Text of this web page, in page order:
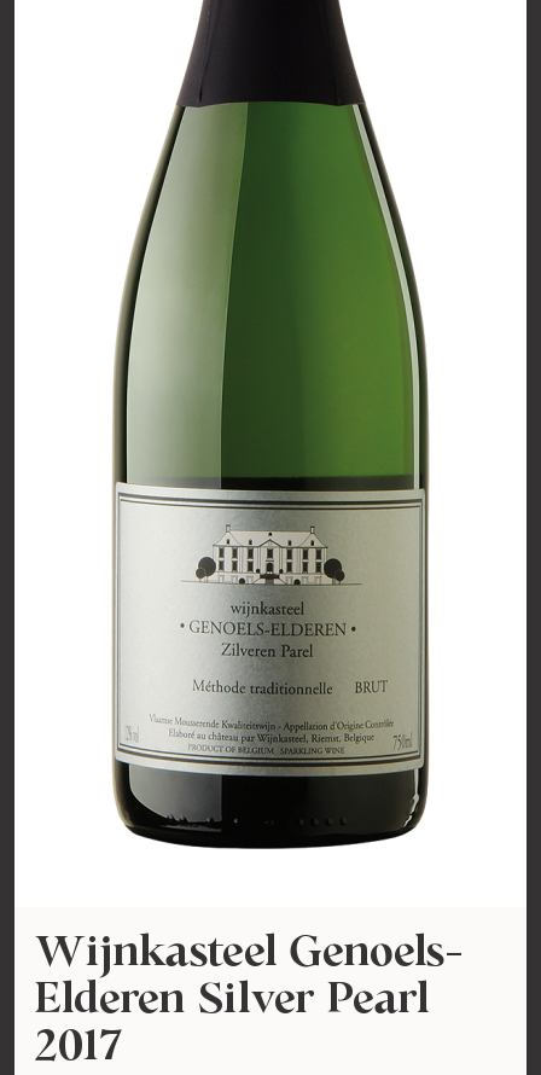
Wijnkasteel Genoels-
Elderen Silver Pearl
2017